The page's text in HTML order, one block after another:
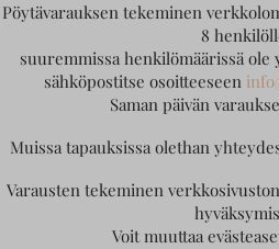
Pöytävarauksen tekeminen
8
suuremmissa henkilömäärissä
sähköpostitse osoitteeseen
Saman päivän
Muissa tapauksissa olethan
Varausten tekeminen
Voit muuttaa